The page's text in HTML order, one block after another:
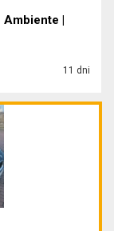
Ambiente |
11 dni